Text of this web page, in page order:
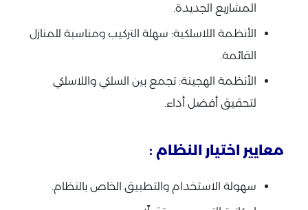
المشاريع الجديدة.
الأنظمة اللاسلكية: سهلة التركيب ومناسبة للمنازل
القائمة.
الأنظمة الهجينة: تجمع بين السلكي واللاسلكي
لتحقيق أفضل أداء.
معايير اختيار النظام :
سهولة الاستخدام والتطبيق الخاص بالنظام.